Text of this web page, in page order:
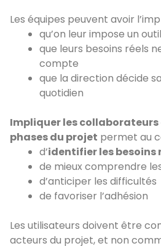
Les équipes peuvent avoir
qu’on leur impose un outil
que leurs besoins réels
compte
que la direction décide
quotidien
Impliquer les collaborateurs
phases du projet permet au
d’identifier les besoins
de mieux comprendre
d’anticiper les difficultés
de favoriser l’adhésion
Les utilisateurs doivent être
acteurs du projet, et non